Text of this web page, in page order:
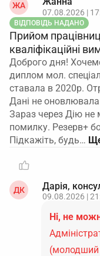
ЖА
07.08.2026 |
ВІДПОВІДЬ НАДАНО
Прийом
кваліфікаційні
Доброго дня!
диплом мол.
ставала в 2020р.
Дані не
Зараз через Дію
помилку. Резерв+
Підкажіть, будь…
ДК Дарія,
09.08.2026 |
Ні, не
(молодший